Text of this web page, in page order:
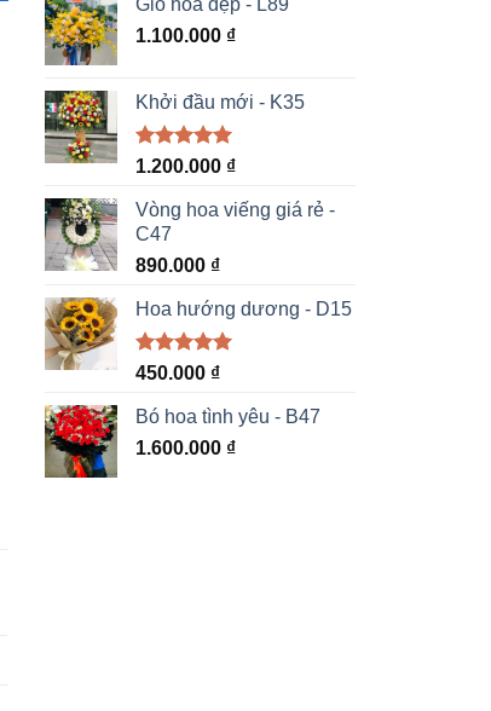
Giỏ hoa đẹp - L89
1.100.000 ₫
Khởi đầu mới - K35
Được xếp
5 sao
1.200.000 ₫
Vòng hoa viếng giá rẻ -
C47
890.000 ₫
Hoa hướng dương - D15
Được xếp
5 sao
450.000 ₫
Bó hoa tình yêu - B47
1.600.000 ₫